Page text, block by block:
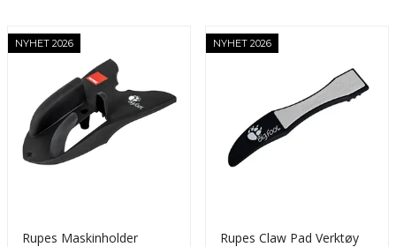
NYHET 2026
Rupes Maskinholder
NYHET 2026
Rupes Claw Pad Verktøy